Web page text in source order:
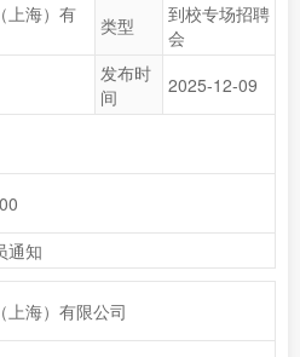
上海）有
类型
到校专场招聘
会
发布时
间
2025-12-09
通知
上海）有限公司